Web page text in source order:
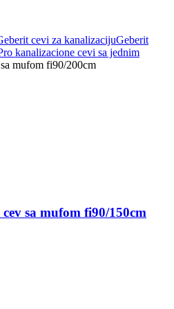
cevi za kanalizacijuGeberit
kanalizacione cevi sa jednim
mufom fi90/200cm
sa mufom fi90/150cm